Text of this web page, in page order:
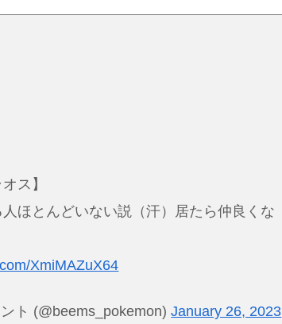
ス】
ほとんどいない説（汗）居たら仲良くな
XmiMAZuX64
ト (@beems_pokemon)January 26, 2023